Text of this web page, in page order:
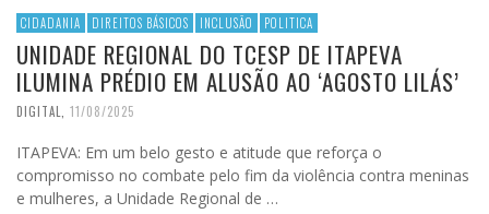
CIDADANIA DIREITOS BÁSICOS INCLUSÃO POLITICA
UNIDADE REGIONAL DO TCESP DE ITAPEVA
ILUMINA PRÉDIO EM ALUSÃO AO ‘AGOSTO LILÁS’
DIGITAL 11/08/2025
ITAPEVA: Em um belo gesto e atitude que reforça o
compromisso no combate pelo fim da violência contra meninas
e mulheres, a Unidade Regional de …